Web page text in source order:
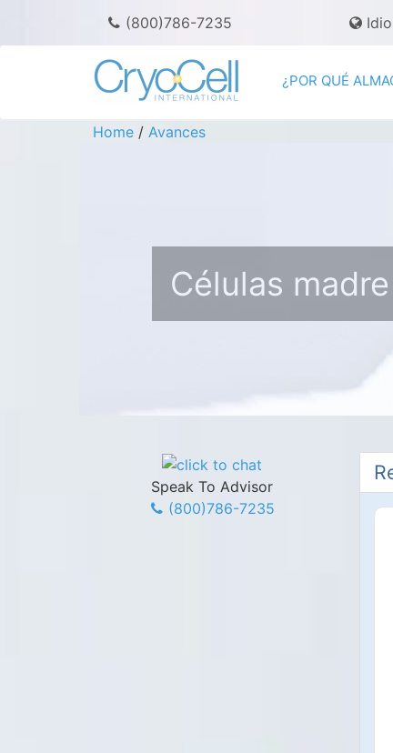
(800)786-7235
¿POR QUÉ
Home / Avances
Células madre
Speak To Advisor
(800)786-7235